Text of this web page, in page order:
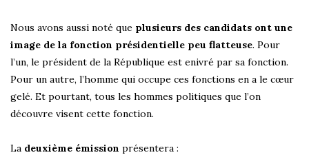
Nous avons aussi noté que plusieurs des candidats ont une
image de la fonction présidentielle peu flatteuse. Pour
l’un, le président de la République est enivré par sa fonction.
Pour un autre, l’homme qui occupe ces fonctions en a le cœur
gelé. Et pourtant, tous les hommes politiques que l’on
découvre visent cette fonction.
La deuxième émission présentera :